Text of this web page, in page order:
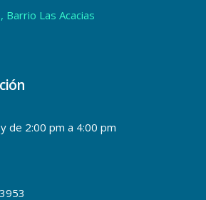
Las Acacias
de 2:00 pm a 4:00 pm